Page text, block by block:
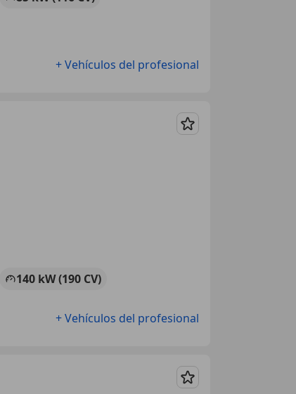
+ Vehículos del profesional
Guardar
140 kW (190 CV)
+ Vehículos del profesional
Guardar